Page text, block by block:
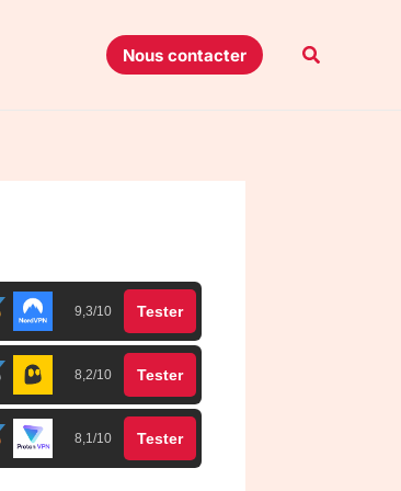
Nous contacter
9,3/10 Tester
8,2/10 Tester
8,1/10 Tester